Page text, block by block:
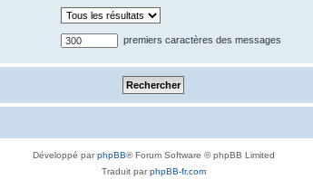
premiers caractères des messages
Développé parphpBB® Forum Software © phpBB Limited
Traduit parphpBB-fr.com